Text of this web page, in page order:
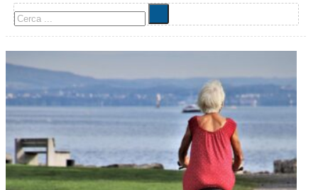
Cerca